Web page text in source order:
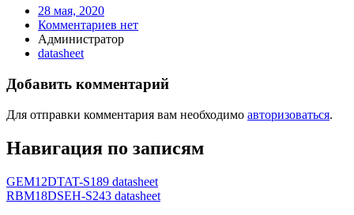
28 мая, 2020
Комментариев нет
Администратор
datasheet
Добавить комментарий
Для отправки комментария вам необходимо авторизоваться.
Навигация по записям
GEM12DTAT-S189 datasheet
RBM18DSEH-S243 datasheet